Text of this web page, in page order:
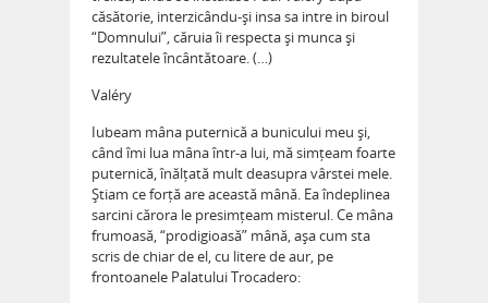
căsătorie, interzicându-și insa sa intre in biroul
“Domnului”, căruia îi respecta și munca și
rezultatele încântătoare. (…)
Valéry
Iubeam mâna puternică a bunicului meu și,
când îmi lua mâna într-a lui, mă simțeam foarte
puternică, înălțată mult deasupra vârstei mele.
Știam ce forță are această mână. Ea îndeplinea
sarcini cărora le presimțeam misterul. Ce mâna
frumoasă, “prodigioasă” mână, așa cum sta
scris de chiar de el, cu litere de aur, pe
frontoanele Palatului Trocadero: